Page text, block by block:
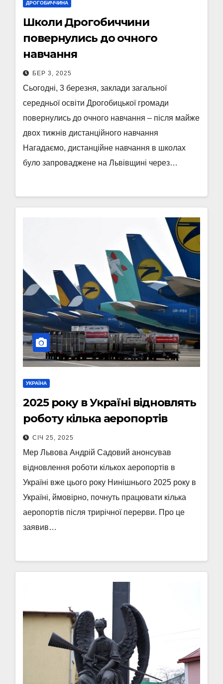
ДРОГОБИЧЧИНА
Школи Дрогобиччини
повернулись до очного
навчання
БЕР 3, 2025
Сьогодні, 3 березня, заклади загальної
середньої освіти Дрогобицької громади
повернулись до очного навчання – після майже
двох тижнів дистанційного навчання
Нагадаємо, дистанційне навчання в школах
було запроваджене на Львівщині через…
УКРАЇНА
2025 року в Україні відновлять
роботу кілька аеропортів
СІЧ 25, 2025
Мер Львова Андрій Садовий анонсував
відновлення роботи кількох аеропортів в
Україні вже цього року Нинішнього 2025 року в
Україні, ймовірно, почнуть працювати кілька
аеропортів після трирічної перерви. Про це
заявив…